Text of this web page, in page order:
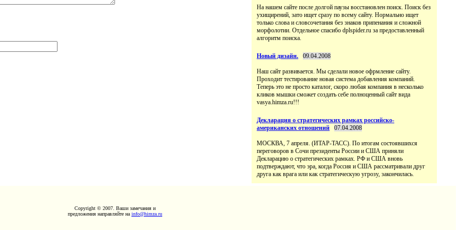
На нашем сайте после долгой паузы восстановлен поиск. Поиск без
ухищирений, зато ищет сразу по всему сайту. Нормально ищет
только слова и словсочетания без знаков припенания и сложной
морфолотии. Отдельное спасибо dplspider.ru за предоставленный
алгоритм поиска.
Новый дизайн. 09.04.2008
Наш сайт развивается. Мы сделали новое офрмление сайту.
Проходит тестирование новая система добавления компаний.
Теперь это не просто каталог, скоро любая компания в несколько
кликов мышки сможет создать себе полноценный сайт вида
vasya.himza.ru!!!
Декларация о стратегических рамках российско-
американских отношений
07.04.2008
МОСКВА, 7 апреля. (ИТАР-ТАСС). По итогам состоявшихся
переговоров в Сочи президенты России и США приняли
Декларацию о стратегических рамках. РФ и США вновь
подтверждают, что эра, когда Россия и США рассматривали друг
друга как врага или как стратегическую угрозу, закончилась.
Copyright © 2007. Ваши замечания и
предложения направляйте на info@himza.ru